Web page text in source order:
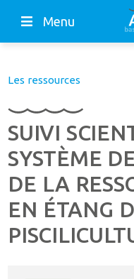
Menu
Les ressources
SUIVI
SYSTÈME
DE LA
EN ÉTANG